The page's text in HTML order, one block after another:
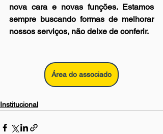
nova cara e novas funções. Estamos
sempre buscando formas de melhorar
nossos serviços, não deixe de conferir.
Área do associado
Institucional